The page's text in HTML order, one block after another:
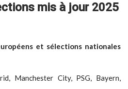
mis à jour 2025
et sélections nationales
Manchester City, PSG, Bayern,